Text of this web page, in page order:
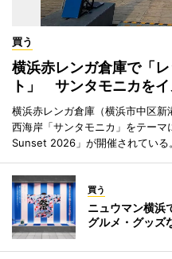
買う
横浜赤レンガ倉庫で「
ト」 サンタモニカを
横浜赤レンガ倉庫（横浜市中区新
西海岸「サンタモニカ」をテー
Sunset 2026」が開催されている。
買う
ニュウマン横
グルメ・グッズ